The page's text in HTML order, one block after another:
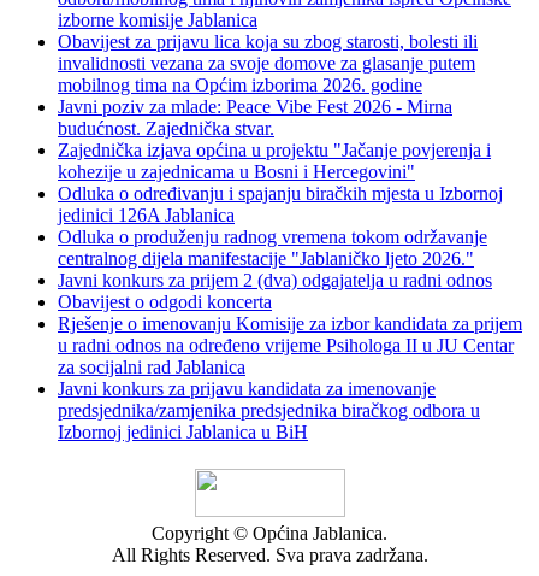
izborne komisije Jablanica
Obavijest za prijavu lica koja su zbog starosti, bolesti ili
invalidnosti vezana za svoje domove za glasanje putem
mobilnog tima na Općim izborima 2026. godine
Javni poziv za mlade: Peace Vibe Fest 2026 - Mirna
budućnost. Zajednička stvar.
Zajednička izjava općina u projektu "Jačanje povjerenja i
kohezije u zajednicama u Bosni i Hercegovini"
Odluka o određivanju i spajanju biračkih mjesta u Izbornoj
jedinici 126A Jablanica
Odluka o produženju radnog vremena tokom održavanje
centralnog dijela manifestacije "Jablaničko ljeto 2026."
Javni konkurs za prijem 2 (dva) odgajatelja u radni odnos
Obavijest o odgodi koncerta
Rješenje o imenovanju Komisije za izbor kandidata za prijem
u radni odnos na određeno vrijeme Psihologa II u JU Centar
za socijalni rad Jablanica
Javni konkurs za prijavu kandidata za imenovanje
predsjednika/zamjenika predsjednika biračkog odbora u
Izbornoj jedinici Jablanica u BiH
Copyright © Općina Jablanica.
All Rights Reserved. Sva prava zadržana.